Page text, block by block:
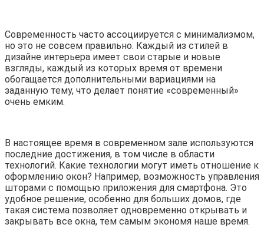
Современность часто ассоциируется с минимализмом,
но это не совсем правильно. Каждый из стилей в
дизайне интерьера имеет свои старые и новые
взгляды, каждый из которых время от времени
обогащается дополнительными вариациями на
заданную тему, что делает понятие «современный»
очень емким.
В настоящее время в современном зале используются
последние достижения, в том числе в области
технологий. Какие технологии могут иметь отношение к
оформлению окон? Например, возможность управления
шторами с помощью приложения для смартфона. Это
удобное решение, особенно для больших домов, где
такая система позволяет одновременно открывать и
закрывать все окна, тем самым экономя наше время.